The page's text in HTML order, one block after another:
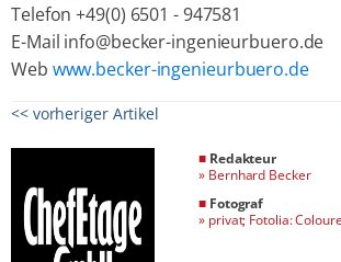
Telefon +49(0) 6501 - 947581
E-Mail info@becker-ingenieurbuero.de
Web www.becker-ingenieurbuero.de
<< vorheriger Artikel
■ Redakteur
» Bernhard Becker
■ Fotograf
» privat; Fotolia: